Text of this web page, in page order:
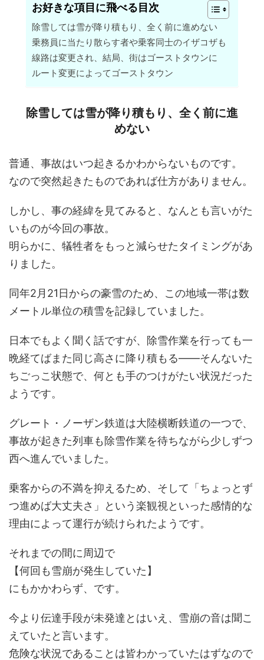
お好きな項目に飛べる目次
除雪しては雪が降り積もり、全く前に進めない
乗務員に当たり散らす者や乗客同士のイザコザも
線路は変更され、結局、街はゴーストタウンに
ルート変更によってゴーストタウン
除雪しては雪が降り積もり、全く前に進
めない
普通、事故はいつ起きるかわからないものです。
なので突然起きたものであれば仕方がありません。
しかし、事の経緯を見てみると、なんとも言いがた
いものが今回の事故。
明らかに、犠牲者をもっと減らせたタイミングがあ
りました。
同年2月21日からの豪雪のため、この地域一帯は数
メートル単位の積雪を記録していました。
日本でもよく聞く話ですが、除雪作業を行っても一
晩経てばまた同じ高さに降り積もる――そんないた
ちごっこ状態で、何とも手のつけがたい状況だった
ようです。
グレート・ノーザン鉄道は大陸横断鉄道の一つで、
事故が起きた列車も除雪作業を待ちながら少しずつ
西へ進んでいました。
乗客からの不満を抑えるため、そして「ちょっとず
つ進めば大丈夫さ」という楽観視といった感情的な
理由によって運行が続けられたようです。
それまでの間に周辺で
【何回も雪崩が発生していた】
にもかかわらず、です。
今より伝達手段が未発達とはいえ、雪崩の音は聞こ
えていたと言います。
危険な状況であることは皆わかっていたはずなので